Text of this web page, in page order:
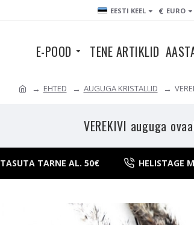
EESTI KEEL € EURO
E-POOD TENE ARTIKLID
EHTED AUGUGA KRISTALLID
VEREKIVI auguga
TASUTA TARNE AL. 50€ HELISTAGE